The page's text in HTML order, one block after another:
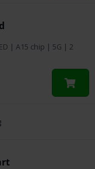
| A15 chip | 5G | 2